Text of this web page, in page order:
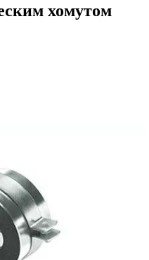
хомутом